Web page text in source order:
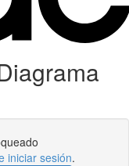
iniciar sesión.